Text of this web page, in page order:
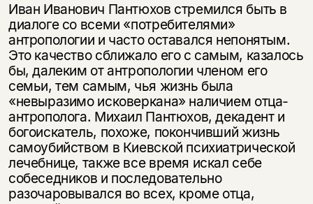
Иван Иванович Пантюхов стремился быть в
диалоге со всеми «потребите­лями»
антропологии и часто оставался непонятым.
Это качество сближало его с самым, казалось
бы, далеким от антропологии членом его
семьи, тем са­мым, чья жизнь была
«невыразимо исковеркана» наличием отца-
антропо­лога. Михаил Пантюхов, декадент и
богоискатель, похоже, покончивший жизнь
самоубийством в Киевской психиатрической
лечебнице, также все время искал себе
собеседников и последовательно
разочаровывался во всех, кроме отца,